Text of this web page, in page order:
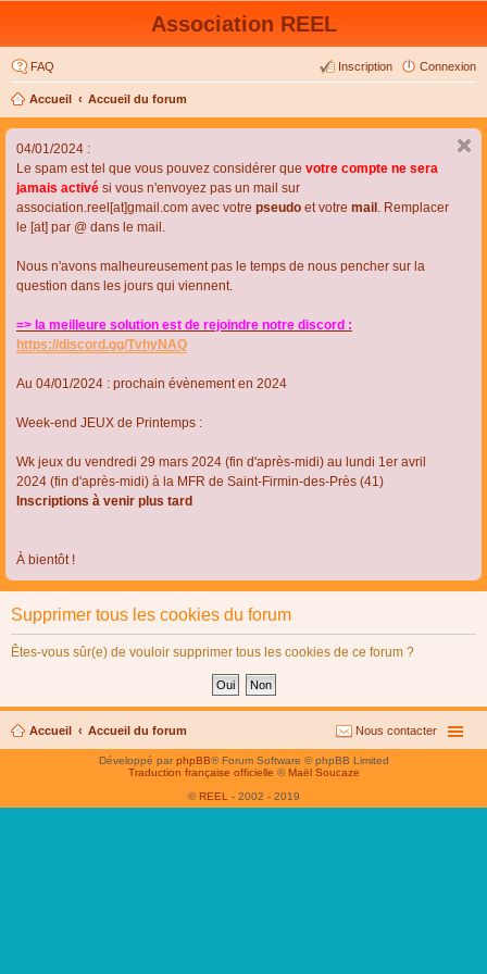
Association REEL
FAQ Connexion
Inscription
Accueil Accueil du forum
04/01/2024 :
Le spam est tel que vous pouvez considérer que votre compte ne sera
jamais activé si vous n'envoyez pas un mail sur
association.reel[at]gmail.com avec votre pseudo et votre mail . Remplacer
le [at] par @ dans le mail.
Nous n'avons malheureusement pas le temps de nous pencher sur la
question dans les jours qui viennent.
=> la meilleure solution est de rejoindre notre discord :
https://discord.gg/TvhyNAQ
Au 04/01/2024 : prochain évènement en 2024
Week-end JEUX de Printemps :
Wk jeux du vendredi 29 mars 2024 (fin d'après-midi) au lundi 1er avril
2024 (fin d'après-midi) à la MFR de Saint-Firmin-des-Près (41)
Inscriptions à venir plus tard
À bientôt !
Supprimer tous les cookies du forum
Êtes-vous sûr(e) de vouloir supprimer tous les cookies de ce forum ?
Accueil Accueil du forum Nous contacter
Développé parphpBB® Forum Software © phpBB Limited
Traduction française officielle © Maël Soucaze
© REEL - 2002 - 2019